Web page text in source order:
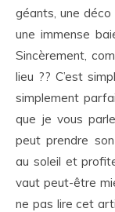
géants, une
une immense
Sincèrement,
lieu ?? C’est
simplement
que je vous
peut prendre
au soleil et
vaut peut-être
ne pas lire cet